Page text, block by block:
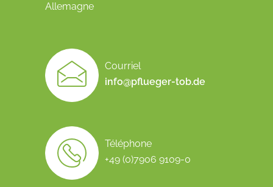
Allemagne
Courriel
info@pflueger-tob.de
Téléphone
+49 (0)7906 9109-0